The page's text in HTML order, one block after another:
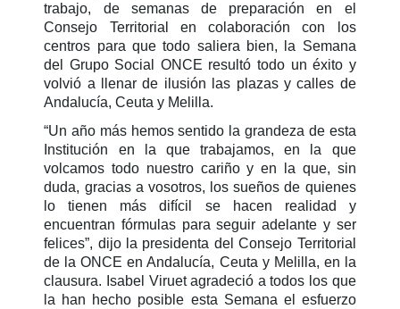
trabajo, de semanas de preparación en el
Consejo Territorial en colaboración con los
centros para que todo saliera bien, la Semana
del Grupo Social ONCE resultó todo un éxito y
volvió a llenar de ilusión las plazas y calles de
Andalucía, Ceuta y Melilla.
“Un año más hemos sentido la grandeza de esta
Institución en la que trabajamos, en la que
volcamos todo nuestro cariño y en la que, sin
duda, gracias a vosotros, los sueños de quienes
lo tienen más difícil se hacen realidad y
encuentran fórmulas para seguir adelante y ser
felices”, dijo la presidenta del Consejo Territorial
de la ONCE en Andalucía, Ceuta y Melilla, en la
clausura. Isabel Viruet agradeció a todos los que
la han hecho posible esta Semana el esfuerzo